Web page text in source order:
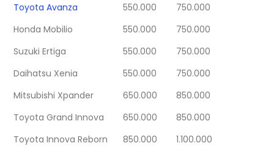
Toyota Avanza
550.000
750.000
Honda Mobilio
550.000
750.000
Suzuki Ertiga
550.000
750.000
Daihatsu Xenia
550.000
750.000
Mitsubishi Xpander
650.000
850.000
Toyota Grand Innova
650.000
850.000
Toyota Innova Reborn
850.000
1.100.000